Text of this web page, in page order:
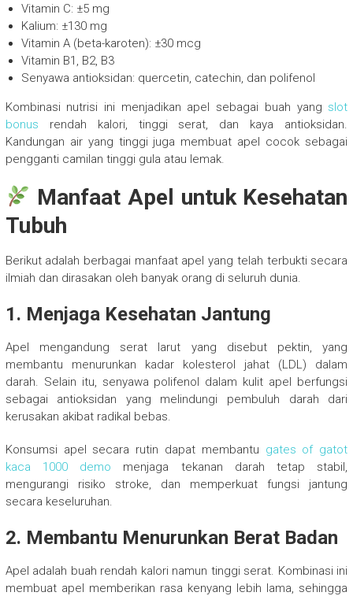
Vitamin C: ±5 mg
Kalium: ±130 mg
Vitamin A (beta-karoten): ±30 mcg
Vitamin B1, B2, B3
Senyawa antioksidan: quercetin, catechin, dan polifenol
Kombinasi nutrisi ini menjadikan apel sebagai buah yang slot
bonus rendah kalori, tinggi serat, dan kaya antioksidan.
Kandungan air yang tinggi juga membuat apel cocok sebagai
pengganti camilan tinggi gula atau lemak.
Manfaat Apel untuk Kesehatan
Tubuh
Berikut adalah berbagai manfaat apel yang telah terbukti secara
ilmiah dan dirasakan oleh banyak orang di seluruh dunia.
1. Menjaga Kesehatan Jantung
Apel mengandung serat larut yang disebut pektin, yang
membantu menurunkan kadar kolesterol jahat (LDL) dalam
darah. Selain itu, senyawa polifenol dalam kulit apel berfungsi
sebagai antioksidan yang melindungi pembuluh darah dari
kerusakan akibat radikal bebas.
Konsumsi apel secara rutin dapat membantu gates of gatot
kaca 1000 demo menjaga tekanan darah tetap stabil,
mengurangi risiko stroke, dan memperkuat fungsi jantung
secara keseluruhan.
2. Membantu Menurunkan Berat Badan
Apel adalah buah rendah kalori namun tinggi serat. Kombinasi ini
membuat apel memberikan rasa kenyang lebih lama, sehingga